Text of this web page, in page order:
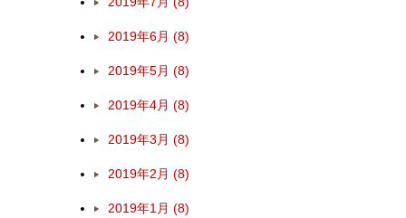
2019年6月 (8)
2019年5月 (8)
2019年4月 (8)
2019年3月 (8)
2019年2月 (8)
2019年1月 (8)